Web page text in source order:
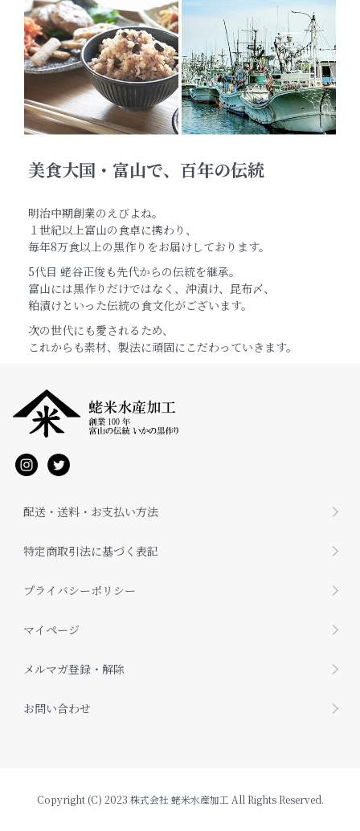
美食大国・富山で、百年の伝統
明治中期創業のえびよね。
１世紀以上富山の食卓に携わり、
毎年8万食以上の黒作りをお届けしております。
5代目 蛯谷正俊も先代からの伝統を継承。
富山には黒作りだけではなく、沖漬け、昆布〆、
粕漬けといった伝統の食文化がございます。
次の世代にも愛されるため、
これからも素材、製法に頑固にこだわっていきます。
配送・送料・お支払い方法
特定商取引法に基づく表記
プライバシーポリシー
マイページ
メルマガ登録・解除
お問い合わせ
Copyright (C) 2023 株式会社 蛯米水産加工 All Rights Reserved.